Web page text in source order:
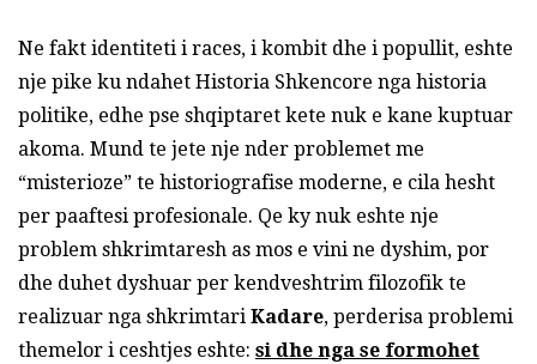
Ne fakt identiteti i races, i kombit dhe i popullit, eshte
nje pike ku ndahet Historia Shkencore nga historia
politike, edhe pse shqiptaret kete nuk e kane kuptuar
akoma. Mund te jete nje nder problemet me
“misterioze” te historiografise moderne, e cila hesht
per paaftesi profesionale. Qe ky nuk eshte nje
problem shkrimtaresh as mos e vini ne dyshim, por
dhe duhet dyshuar per kendveshtrim filozofik te
realizuar nga shkrimtari Kadare, perderisa problemi
themelor i ceshtjes eshte: si dhe nga se formohet